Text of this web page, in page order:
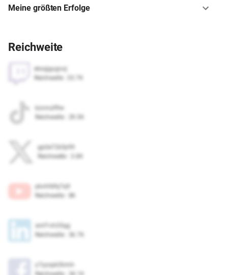
Meine größten Erfolge
Reichweite
ekxqjgugvoj
Reichweite
bzvrrulf9w
Reichweite
gp0e72k5y99
Reichweite
pkvhfdfq7q9
Reichweite
smf1vh35qg
Reichweite
y7yyopk5hmh